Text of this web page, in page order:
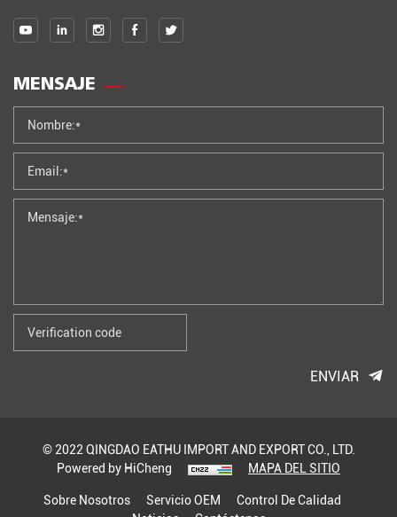
MENSAJE
ENVIAR
© 2022 QINGDAO EATHU IMPORT AND EXPORT CO., LTD.
Powered by HiCheng
MAPA DEL SITIO
Sobre Nosotros
Servicio OEM
Control De Calidad